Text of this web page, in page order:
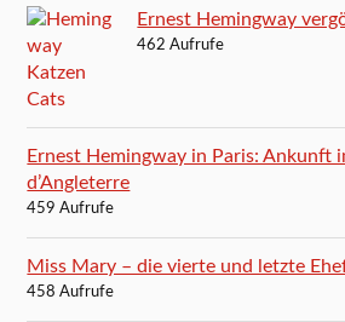
Ernest Hemingway
462 Aufrufe
Ernest Hemingway in Paris: Ankunft
d’Angleterre
459 Aufrufe
Miss Mary – die vierte und letzte
458 Aufrufe